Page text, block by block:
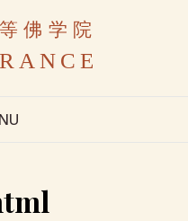
佛学院